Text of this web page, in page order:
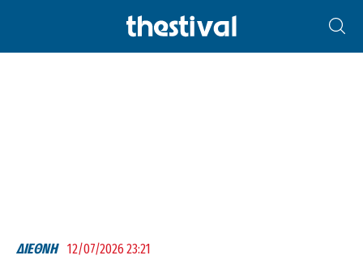
ΠΆΠΑΣ ΛΈΩΝ
ΔΙΕΘΝΗ 12/07/2026 23:21